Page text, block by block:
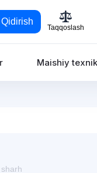
Qidirish
Taqqoslash
Maishiy